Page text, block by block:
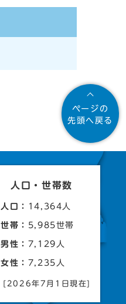
ページの
先頭へ戻る
人口・世帯数
人口： 14,364人
世帯： 5,985世帯
男性： 7,129人
女性： 7,235人
[2026年7月1日現在]